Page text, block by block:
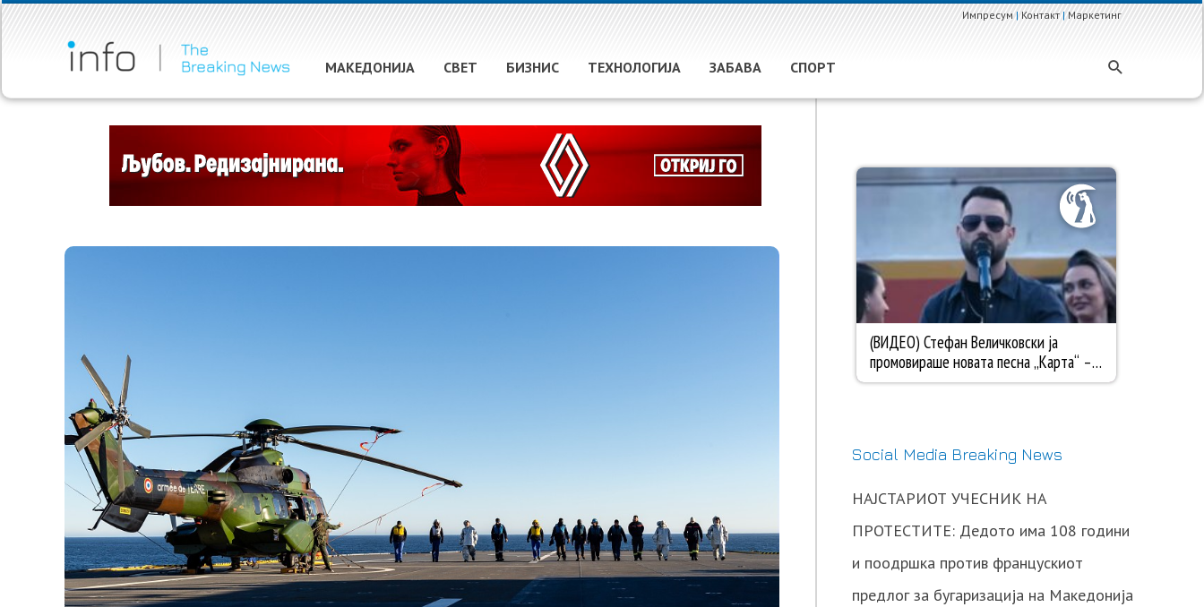
Импресум|Контакт|Маркетинг
МАКЕДОНИЈА СВЕТ БИЗНИС ТЕХНОЛОГИЈА ЗАБАВА СПОРТ
Social Media Breaking News
НАЈСТАРИОТ УЧЕСНИК НА
ПРОТЕСТИТЕ: Дедото има 108 години
и поодршка против францускиот
предлог за бугаризација на Македонија